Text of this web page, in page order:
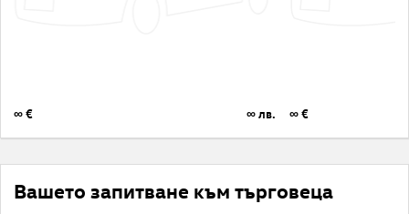
∞ € ∞ лв. ∞ €
Вашето запитване към търговеца